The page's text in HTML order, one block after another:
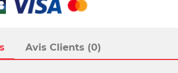
Avis Clients (0)